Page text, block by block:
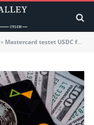
» Mastercard testet USDC für Zahlungen